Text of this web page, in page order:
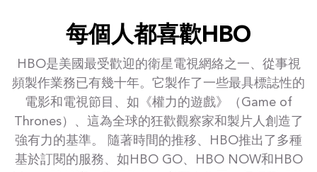
每個人都喜歡HBO
HBO是美國最受歡迎的衛星電視網絡之一、從事視
頻製作業務已有幾十年。它製作了一些最具標誌性的
電影和電視節目、如《權力的遊戲》（Game of
Thrones）、這為全球的狂歡觀察家和製片人創造了
強有力的基準。 隨著時間的推移、HBO推出了多種
基於訂閱的服務、如HBO GO、HBO NOW和HBO